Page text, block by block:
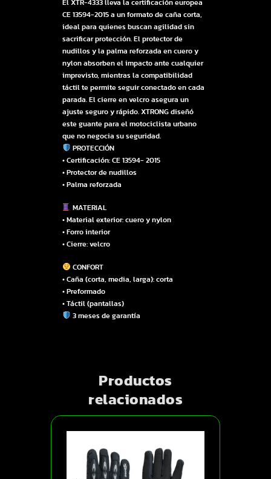
El XTR-4333 lleva la certificación europea
CE 13594-2015 a un formato de caña corta,
ideal para quienes buscan agilidad sin
sacrificar protección. El protector de
nudillos y la palma reforzada en cuero y
nylon absorben el impacto ante cualquier
imprevisto, mientras la compatibilidad
táctil te permite seguir conectado en cada
parada. El cierre en velcro asegura un
ajuste seguro y rápido. XTRONG diseñó
este guante para el motociclista urbano
que no negocia su seguridad.
PROTECCIÓN
• Certificación: CE 13594- 2015
• Protector de nudillos
• Palma reforzada
MATERIAL
• Material exterior: cuero y nylon
• Forro interior
• Cierre: velcro
CONFORT
• Caña (corta, media, larga): corta
• Preformado
• Táctil (pantallas)
3 meses de garantía
Productos
relacionados